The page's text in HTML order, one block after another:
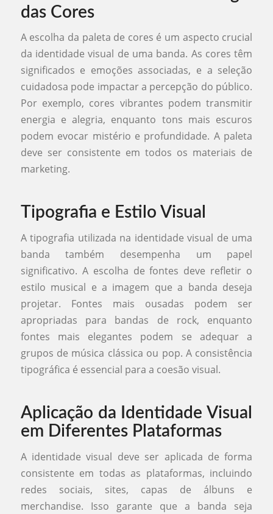
das Cores
A escolha da paleta de cores é um aspecto crucial
da identidade visual de uma banda. As cores têm
significados e emoções associadas, e a seleção
cuidadosa pode impactar a percepção do público.
Por exemplo, cores vibrantes podem transmitir
energia e alegria, enquanto tons mais escuros
podem evocar mistério e profundidade. A paleta
deve ser consistente em todos os materiais de
marketing.
Tipografia e Estilo Visual
A tipografia utilizada na identidade visual de uma
banda também desempenha um papel
significativo. A escolha de fontes deve refletir o
estilo musical e a imagem que a banda deseja
projetar. Fontes mais ousadas podem ser
apropriadas para bandas de rock, enquanto
fontes mais elegantes podem se adequar a
grupos de música clássica ou pop. A consistência
tipográfica é essencial para a coesão visual.
Aplicação da Identidade Visual
em Diferentes Plataformas
A identidade visual deve ser aplicada de forma
consistente em todas as plataformas, incluindo
redes sociais, sites, capas de álbuns e
merchandise. Isso garante que a banda seja